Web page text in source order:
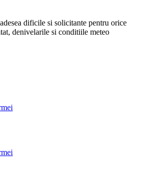
dificile si solicitante pentru orice
denivelarile si conditiile meteo